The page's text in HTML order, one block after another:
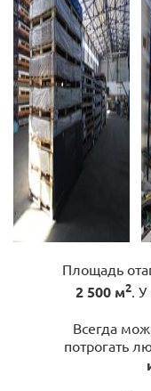
Площадь
2 500 м2. У
Всегда
потрогать